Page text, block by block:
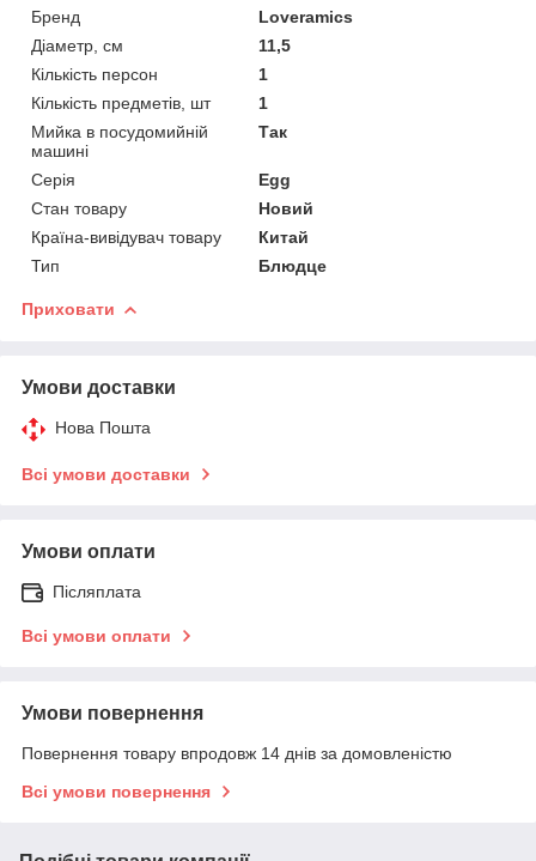
Бренд
Loveramics
Діаметр, см
11,5
Кількість персон
1
Кількість предметів, шт
1
Мийка в посудомийній
машині
Так
Серія
Egg
Стан товару
Новий
Країна-вивідувач товару
Китай
Тип
Блюдце
Приховати
Умови доставки
Нова Пошта
Всі умови доставки
Умови оплати
Післяплата
Всі умови оплати
Умови повернення
Повернення товару впродовж 14 днів за домовленістю
Всі умови повернення